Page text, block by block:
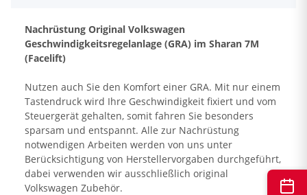
Nachrüstung Original Volkswagen
Geschwindigkeitsregelanlage (GRA) im Sharan 7M
(Facelift)
Nutzen auch Sie den Komfort einer GRA. Mit nur einem
Tastendruck wird Ihre Geschwindigkeit fixiert und vom
Steuergerät gehalten, somit fahren Sie besonders
sparsam und entspannt. Alle zur Nachrüstung
notwendigen Arbeiten werden von uns unter
Berücksichtigung von Herstellervorgaben durchgeführt,
dabei verwenden wir ausschließlich original
Volkswagen Zubehör.